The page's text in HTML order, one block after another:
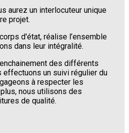
aurez un interlocuteur unique
projet.
d'état, réalise l’ensemble
dans leur intégralité.
des différents
effectuons un suivi régulier du
à respecter les
nous utilisons des
de qualité.